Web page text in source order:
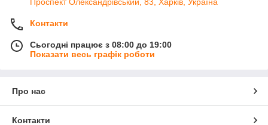
Проспект Олександрівський, 83, Харків, Україна
Контакти
Сьогодні працює з 08:00 до 19:00
Показати весь графік роботи
Про нас
Контакти